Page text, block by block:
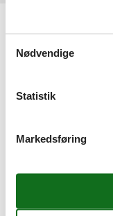
Alle
Sommerhus
Attraktion
Belgien
Frankrig
Nødvendige
Statistik
Markedsføring